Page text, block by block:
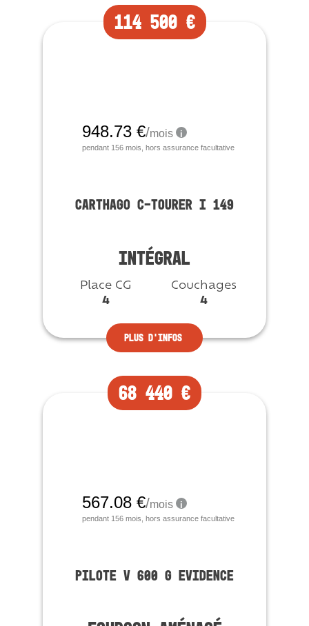
114 500 €
CARTHAGO C-TOURER I 149
INTÉGRAL
Place CG
4
Couchages
4
Plus d’infos
68 440 €
PILOTE V 600 G EVIDENCE